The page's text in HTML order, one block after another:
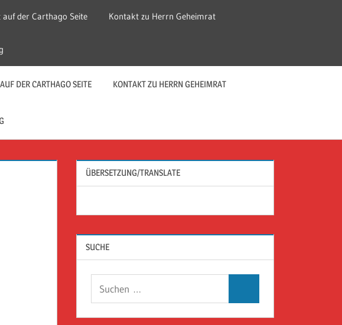
der Carthago Seite Kontakt zu Herrn Geheimrat
DER CARTHAGO SEITE KONTAKT ZU HERRN GEHEIMRAT
ÜBERSETZUNG/TRANSLATE
SUCHE